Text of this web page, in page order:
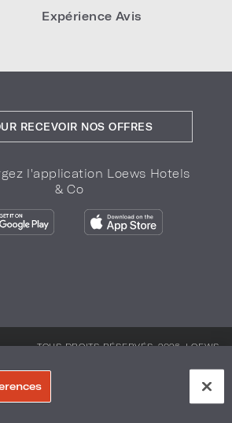
Expérience Avis
RECEVOIR NOS OFFRES
l'application Loews Hotels
& Co
TOUS DROITS RÉSERVÉS. 2026.LOEWS